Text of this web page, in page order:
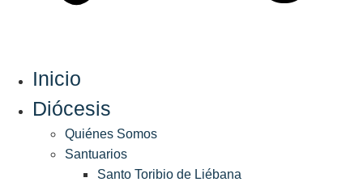
Inicio
Diócesis
Quiénes Somos
Santuarios
Santo Toribio de Liébana